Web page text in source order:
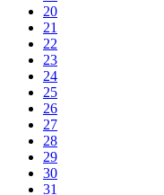
20
21
22
23
24
25
26
27
28
29
30
31